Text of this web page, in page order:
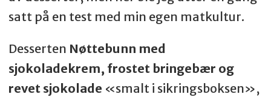
satt på en test med min egen matkultur.
Desserten Nøttebunn med
sjokoladekrem, frostet bringebær og
revet sjokolade «smalt i sikringsboksen»,